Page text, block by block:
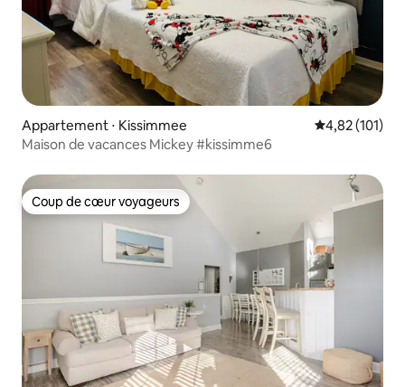
Appartement ⋅ Kissimmee Évaluation
4,82 (101)
Maison de vacances Mickey #kissimme6
Coup de cœur voyageurs
Coup de cœur voyageurs